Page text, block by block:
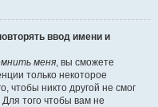
ввод имени и
меня, вы сможете
только некоторое
чтобы никто другой не смог
того чтобы вам не